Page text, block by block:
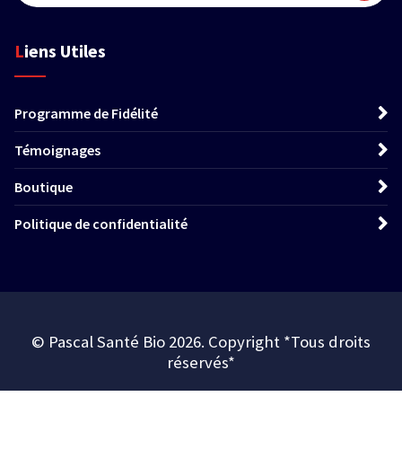
Liens Utiles
Programme de Fidélité
Témoignages
Boutique
Politique de confidentialité
© Pascal Santé Bio 2026. Copyright *Tous droits
réservés*